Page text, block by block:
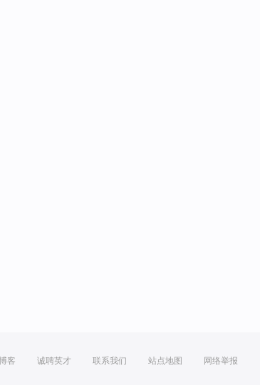
客 诚聘英才 联系我们 站点地图 网络举报